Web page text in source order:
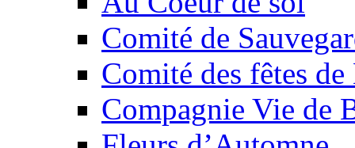
Comité de
Comité des fêtes
Compagnie Vie de